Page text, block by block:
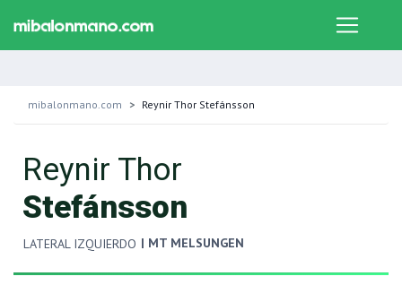
mibalonmano.com Reynir Thor Stefánsson
Reynir Thor
Stefánsson
LATERAL IZQUIERDO | MT MELSUNGEN